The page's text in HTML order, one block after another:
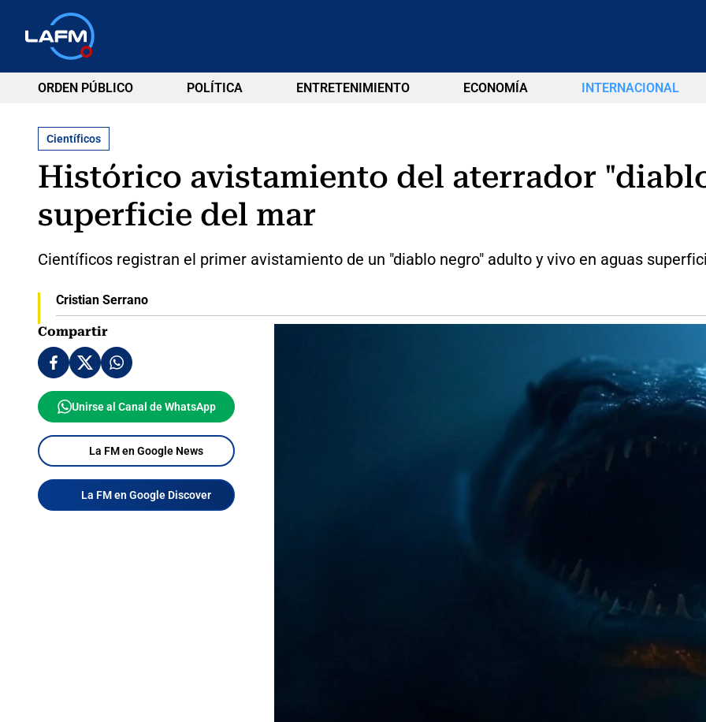
ORDEN PÚBLICO POLÍTICA ENTRETENIMIENTO ECONOMÍA INTERNACIONAL
Científicos
Histórico avistamiento del aterrador
superficie del mar
Científicos registran el primer avistamiento de un "diablo negro" adulto y vivo en aguas
Cristian Serrano
Compartir
Unirse al Canal de WhatsApp
La FM en Google News
La FM en Google Discover